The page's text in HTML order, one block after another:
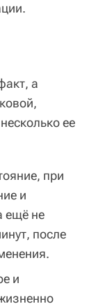
а
ее
при
и
ещё не
после
и